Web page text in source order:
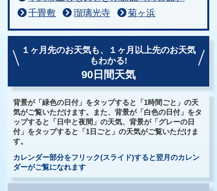
千畳敷
瑠璃光寺 菊ヶ浜
１ヶ月先のお天気も、
１ヶ月以上先のお天気
もわかる!
90日間天気
背景が「緑色の日付」をタップすると「1時間ごと」の天
気がご覧いただけます。また、背景が「白色の日付」をタ
ップすると「日中と夜間」の天気、背景が「グレーの日
付」をタップすると「1日ごと」の天気がご覧いただけま
す。
カレンダー部分をフリック(スライド)すると翌月のカレン
ダーがご覧になれます